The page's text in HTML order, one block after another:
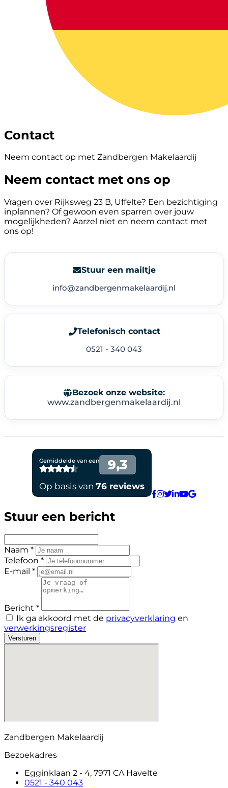
Contact
Neem contact op met Zandbergen Makelaardij
Neem contact met ons op
Vragen over Rijksweg 23 B, Uffelte? Een bezichtiging
inplannen? Of gewoon even sparren over jouw
mogelijkheden? Aarzel niet en neem contact met
ons op!
Stuur een mailtje
info@zandbergenmakelaardij.nl
Telefonisch contact
0521 - 340 043
Bezoek onze website:
www.zandbergenmakelaardij.nl
Stuur een bericht
Naam *
Telefoon *
E-mail *
Bericht *
Ik ga akkoord met de privacyverklaring en
verwerkingsregister
Versturen
Zandbergen Makelaardij
Bezoekadres
Egginklaan 2 - 4, 7971 CA Havelte
0521 - 340 043